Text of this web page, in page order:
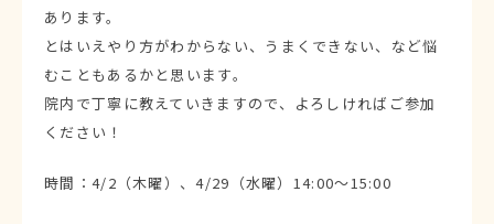
あります。
とはいえやり方がわからない、うまくできない、など悩
むこともあるかと思います。
院内で丁寧に教えていきますので、よろしければご参加
ください！
時間：4/2（木曜）、4/29（水曜）14:00～15:00